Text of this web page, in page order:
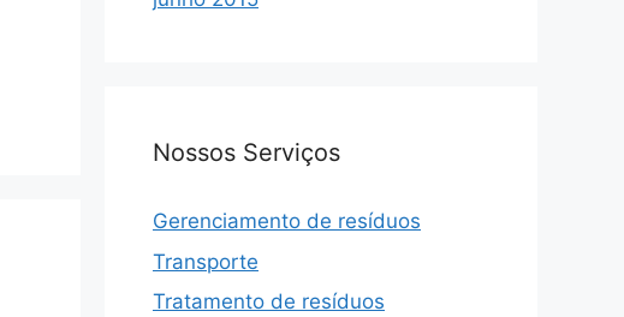
Nossos Serviços
Gerenciamento de resíduos
Transporte
Tratamento de resíduos